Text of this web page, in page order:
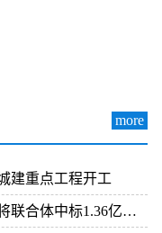
more
建重点工程开工
标1.36亿元总承包项目